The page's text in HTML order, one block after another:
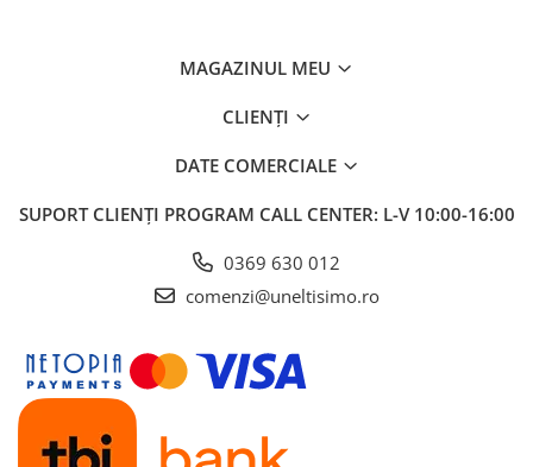
MAGAZINUL MEU
CLIENȚI
DATE COMERCIALE
SUPORT CLIENȚI PROGRAM CALL CENTER: L-V 10:00-16:00
0369 630 012
comenzi@uneltisimo.ro